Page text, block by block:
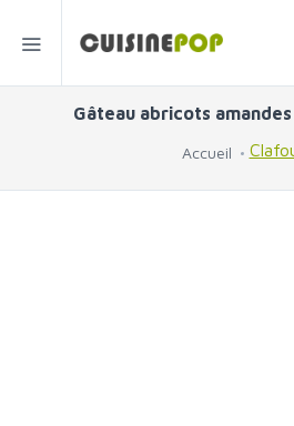
Gâteau abricots
Accueil